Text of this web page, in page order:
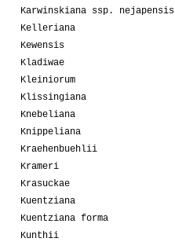
Karwinskiana ssp. nejapensis
Kelleriana
Kewensis
Kladiwae
Kleiniorum
Klissingiana
Knebeliana
Knippeliana
Kraehenbuehlii
Krameri
Krasuckae
Kuentziana
Kuentziana forma
Kunthii